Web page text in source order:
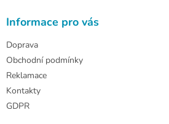
Informace pro vás
Doprava
Obchodní podmínky
Reklamace
Kontakty
GDPR